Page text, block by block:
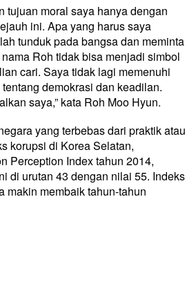
tujuan moral saya hanya dengan
ini. Apa yang harus saya
tunduk pada bangsa dan meminta
Roh tidak bisa menjadi simbol
cari. Saya tidak lagi memenuhi
demokrasi dan keadilan.
saya,” kata Roh Moo Hyun.
yang terbebas dari praktik atau
korupsi di Korea Selatan,
Perception Index tahun 2014,
di urutan 43 dengan nilai 55. Indeks
makin membaik tahun-tahun